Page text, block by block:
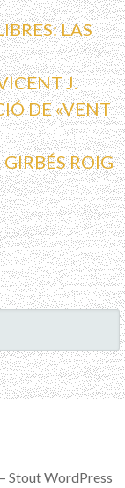
LAS
J.
DE «VENT
ROIG
Stout WordPress